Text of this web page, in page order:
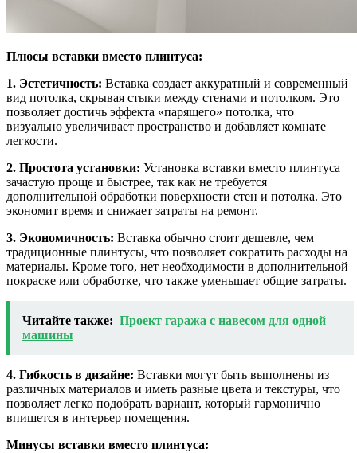
Плюсы вставки вместо плинтуса:
1. Эстетичность: Вставка создает аккуратный и современный
вид потолка, скрывая стыки между стенами и потолком. Это
позволяет достичь эффекта «парящего» потолка, что
визуально увеличивает пространство и добавляет комнате
легкости.
2. Простота установки: Установка вставки вместо плинтуса
зачастую проще и быстрее, так как не требуется
дополнительной обработки поверхности стен и потолка. Это
экономит время и снижает затраты на ремонт.
3. Экономичность: Вставка обычно стоит дешевле, чем
традиционные плинтусы, что позволяет сократить расходы на
материалы. Кроме того, нет необходимости в дополнительной
покраске или обработке, что также уменьшает общие затраты.
Читайте также: Проект гаража с навесом для одной
машины
4. Гибкость в дизайне: Вставки могут быть выполнены из
различных материалов и иметь разные цвета и текстуры, что
позволяет легко подобрать вариант, который гармонично
впишется в интерьер помещения.
Минусы вставки вместо плинтуса: